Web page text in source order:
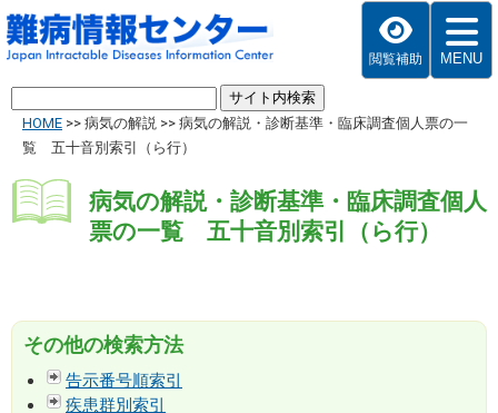
閲覧補助 MENU
HOME >> 病気の解説 >> 病気の解説・診断基準・臨床調査個人票の一
覧 五十音別索引（ら行）
病気の解説・診断基準・臨床調査個人
票の一覧 五十音別索引（ら行）
その他の検索方法
告示番号順索引
疾患群別索引